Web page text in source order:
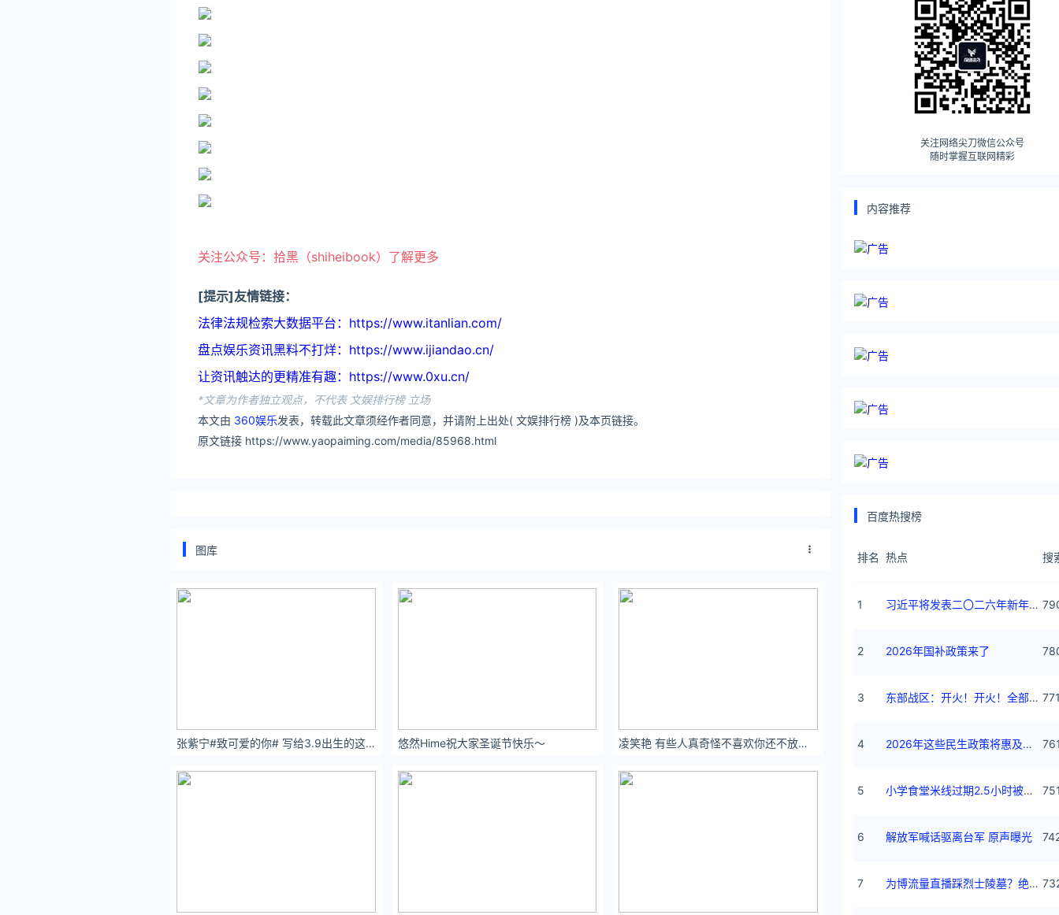
关注公众号：拾黑（shiheibook）了解更多
[提示]友情链接：
法律法规检索大数据平台：https://www.itanlian.com/
盘点娱乐资讯黑料不打烊：https://www.ijiandao.cn/
让资讯触达的更精准有趣：https://www.0xu.cn/
*文章为作者独立观点，不代表 文娱排行榜 立场
本文由 360娱乐发表，转载此文章须经作者同意，并请附上出处( 文娱排行榜 )及本页链接。
原文链接 https://www.yaopaiming.com/media/85968.html
图库
张紫宁#致可爱的你# 写给3.9出生的这位女孩 愿她万毒不侵 悠然Hime祝大家圣诞节快乐～ 凌笑艳 有些人真奇怪不喜欢你还不放过你 ​​​
关注网络尖刀微信公众号
随时掌握互联网精彩
内容推荐
百度热搜榜
排名 热点 搜
1 习近平将发表二〇二六年新年贺词
2 2026年国补政策来了
3 东部战区：开火！开火！全部命中！
4 2026年这些民生政策将惠及百姓
5 小学食堂米线过期2.5小时被罚5万
6 解放军喊话驱离台军 原声曝光
7 为博流量直播踩烈士陵墓？绝不姑息